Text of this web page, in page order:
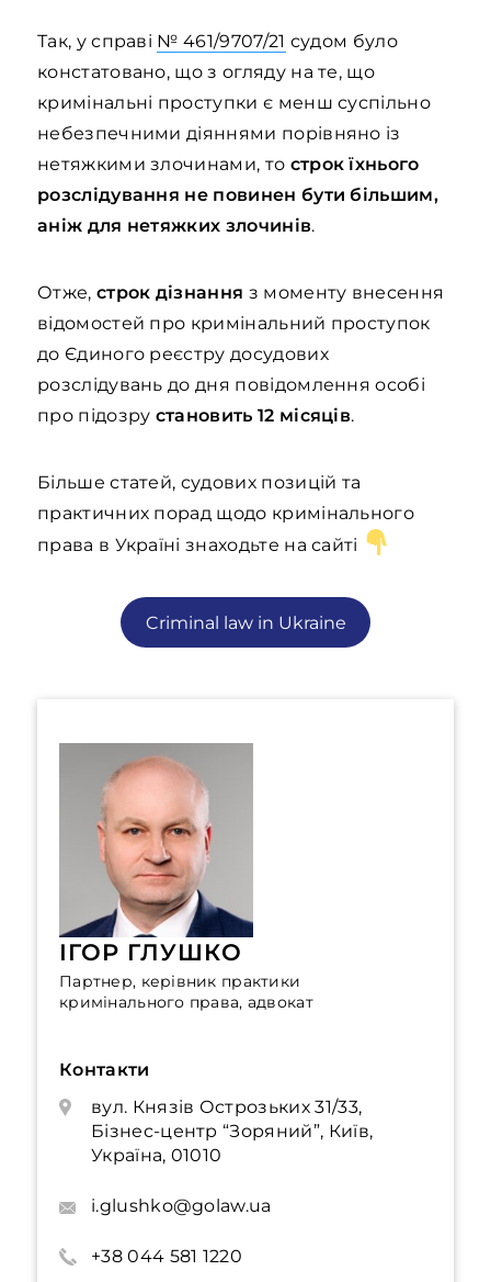
Так, у справі № 461/9707/21 судом було
констатовано, що з огляду на те, що
кримінальні проступки є менш суспільно
небезпечними діяннями порівняно із
нетяжкими злочинами, то строк їхнього
розслідування не повинен бути більшим,
аніж для нетяжких злочинів.
Отже, строк дізнання з моменту внесення
відомостей про кримінальний проступок
до Єдиного реєстру досудових
розслідувань до дня повідомлення особі
про підозру становить 12 місяців.
Більше статей, судових позицій та
практичних порад щодо кримінального
права в Україні знаходьте на сайті
Criminal law in Ukraine
ІГОР ГЛУШКО
Партнер, керівник практики
кримінального права, адвокат
Контакти
вул. Князів Острозьких 31/33,
Бізнес-центр “Зоряний”, Київ,
Україна, 01010
i.glushko@golaw.ua
+38 044 581 1220